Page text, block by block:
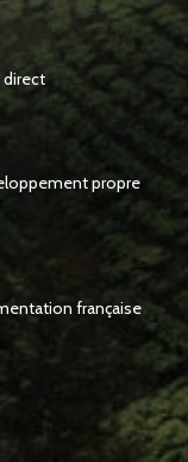
direct
propre
française